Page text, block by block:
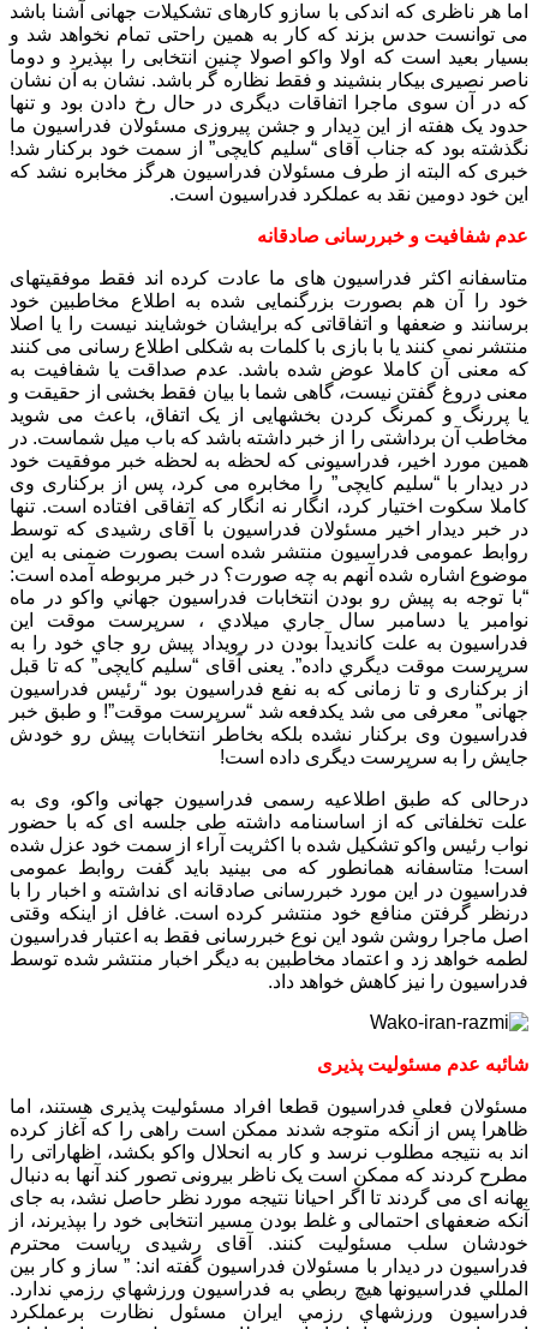
اما هر ناظری که اندکی با سازو کارهای تشکیلات جهانی آشنا باشد
می توانست حدس بزند که کار به همین راحتی تمام نخواهد شد و
بسیار بعید است که اولا واکو اصولا چنین انتخابی را بپذیرد و دوما
ناصر نصیری بیکار بنشیند و فقط نظاره گر باشد. نشان به آن نشان
که در آن سوی ماجرا اتفاقات دیگری در حال رخ دادن بود و تنها
حدود یک هفته از این دیدار و جشن پیروزی مسئولان فدراسیون ما
نگذشته بود که جناب آقای “سلیم کایچی” از سمت خود برکنار شد!
خبری که البته از طرف مسئولان فدراسیون هرگز مخابره نشد که
این خود دومین نقد به عملکرد فدراسیون است.
عدم شفافیت و خبررسانی صادقانه
متاسفانه اکثر فدراسیون های ما عادت کرده اند فقط موفقیتهای
خود را آن هم بصورت بزرگنمایی شده به اطلاع مخاطبین خود
برسانند و ضعفها و اتفاقاتی که برایشان خوشایند نیست را یا اصلا
منتشر نمی کنند یا با بازی با کلمات به شکلی اطلاع رسانی می کنند
که معنی آن کاملا عوض شده باشد. عدم صداقت یا شفافیت به
معنی دروغ گفتن نیست، گاهی شما با بیان فقط بخشی از حقیقت و
یا پررنگ و کمرنگ کردن بخشهایی از یک اتفاق، باعث می شوید
مخاطب آن برداشتی را از خبر داشته باشد که باب میل شماست. در
همین مورد اخیر، فدراسیونی که لحظه به لحظه خبر موفقیت خود
در دیدار با “سلیم کایچی” را مخابره می کرد، پس از برکناری وی
کاملا سکوت اختیار کرد، انگار نه انگار که اتفاقی افتاده است. تنها
در خبر دیدار اخیر مسئولان فدراسیون با آقای رشیدی که توسط
روابط عمومی فدراسیون منتشر شده است بصورت ضمنی به این
موضوع اشاره شده آنهم به چه صورت؟ در خبر مربوطه آمده است:
“با توجه به پيش رو بودن انتخابات فدراسيون جهاني واكو در ماه
نوامبر يا دسامبر سال جاري ميلادي ، سرپرست موقت اين
فدراسيون به علت كانديدآ بودن در رويداد پيش رو جاي خود را به
سرپرست موقت ديگري داده”. یعنی آقای “سلیم کایچی” که تا قبل
از برکناری و تا زمانی که به نفع فدراسیون بود “رئیس فدراسیون
جهانی” معرفی می شد یکدفعه شد “سرپرست موقت”! و طبق خبر
فدراسیون وی برکنار نشده بلکه بخاطر انتخابات پیش رو خودش
جایش را به سرپرست دیگری داده است!
درحالی که طبق اطلاعیه رسمی فدراسیون جهانی واکو، وی به
علت تخلفاتی که از اساسنامه داشته طی جلسه ای که با حضور
نواب رئیس واکو تشکیل شده با اکثریت آراء از سمت خود عزل شده
است! متاسفانه همانطور که می بینید باید گفت روابط عمومی
فدراسیون در این مورد خبررسانی صادقانه ای نداشته و اخبار را با
درنظر گرفتن منافع خود منتشر کرده است. غافل از اینکه وقتی
اصل ماجرا روشن شود این نوع خبررسانی فقط به اعتبار فدراسیون
لطمه خواهد زد و اعتماد مخاطبین به دیگر اخبار منتشر شده توسط
فدراسیون را نیز کاهش خواهد داد.
شائبه عدم مسئولیت پذیری
مسئولان فعلی فدراسیون قطعا افراد مسئولیت پذیری هستند، اما
ظاهرا پس از آنکه متوجه شدند ممکن است راهی را که آغاز کرده
اند به نتیجه مطلوب نرسد و کار به انحلال واکو بکشد، اظهاراتی را
مطرح کردند که ممکن است یک ناظر بیرونی تصور کند آنها به دنبال
بهانه ای می گردند تا اگر احیانا نتیجه مورد نظر حاصل نشد، به جای
آنکه ضعفهای احتمالی و غلط بودن مسیر انتخابی خود را بپذیرند، از
خودشان سلب مسئولیت کنند. آقای رشیدی ریاست محترم
فدراسیون در دیدار با مسئولان فدراسیون گفته اند: ” ساز و كار بين
المللي فدراسيونها هيچ ربطي به فدراسيون ورزشهاي رزمي ندارد.
فدراسيون ورزشهاي رزمي ايران مسئول نظارت برعملكرد